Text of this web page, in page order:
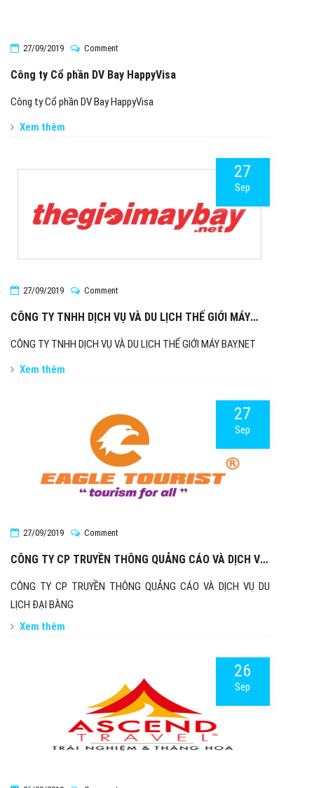
27/09/2019 Comment
Công ty Cổ phần DV Bay HappyVisa
Công ty Cổ phần DV Bay HappyVisa
Xem thêm
27/09/2019 Comment
CÔNG TY TNHH DỊCH VỤ VÀ DU LỊCH THẾ GIỚI MÁY
BAY.NET
CÔNG TY TNHH DỊCH VỤ VÀ DU LỊCH THẾ GIỚI MÁY BAY.NET
Xem thêm
27
Sep
27/09/2019 Comment
CÔNG TY CP TRUYỀN THÔNG QUẢNG CÁO VÀ DỊCH VỤ
DU LỊCH ĐẠI BÀNG
CÔNG TY CP TRUYỀN THÔNG QUẢNG CÁO VÀ DỊCH VỤ DU
LỊCH ĐẠI BÀNG
Xem thêm
27
Sep
26
Sep